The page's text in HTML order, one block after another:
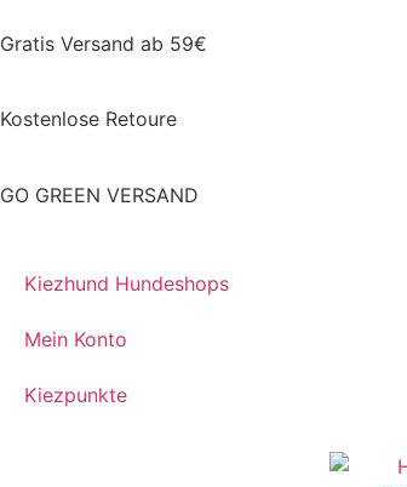
Gratis Versand ab 59€
Kostenlose Retoure
GO GREEN VERSAND
Kiezhund Hundeshops
Mein Konto
Kiezpunkte